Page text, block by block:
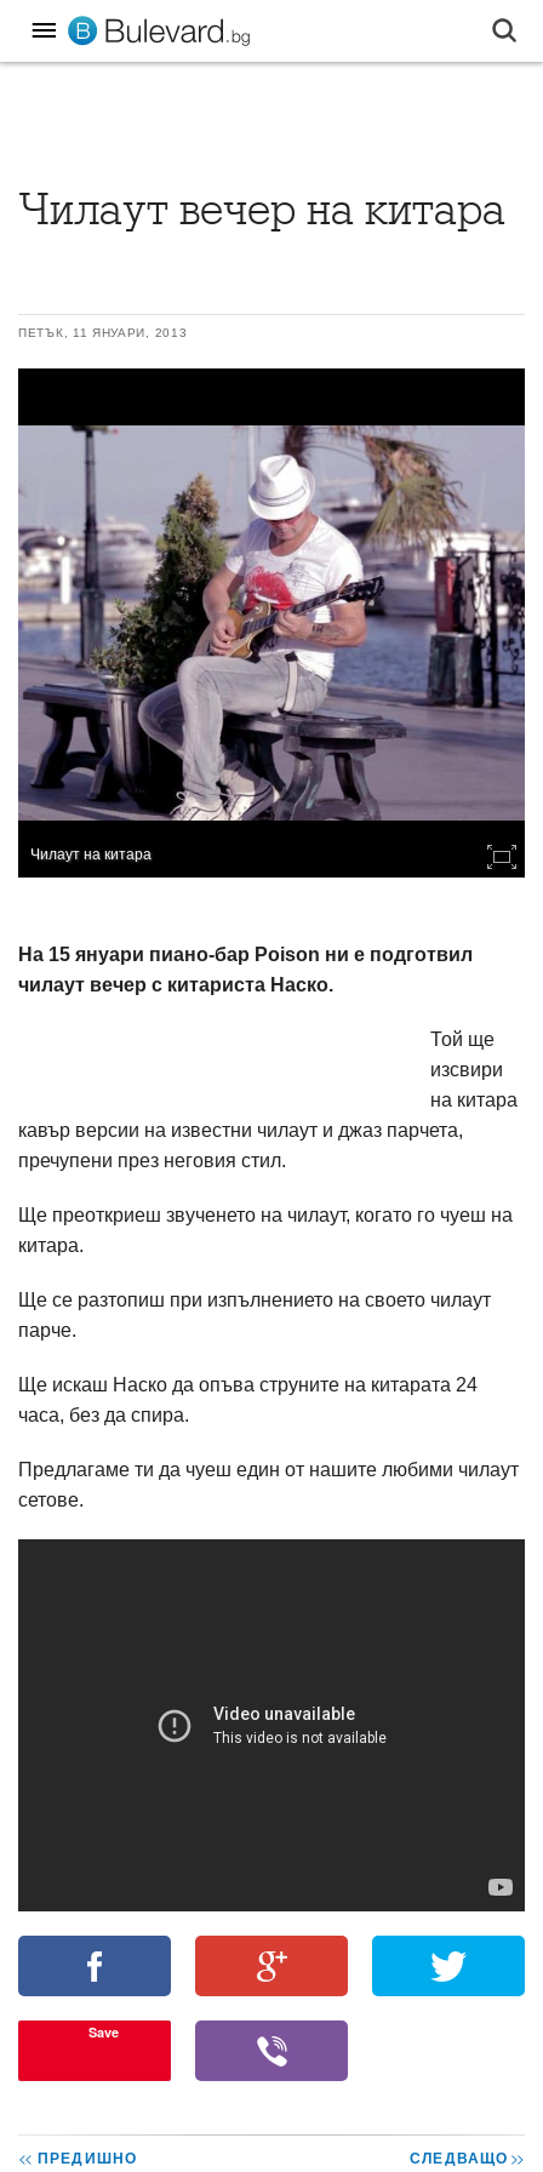
Чилаут вечер на китара
ПЕТЪК, 11 ЯНУАРИ, 2013
Чилаут на китара
На 15 януари пиано-бар Poison ни е подготвил
чилаут вечер с китариста Наско.
Той ще
изсвири
на китара
кавър версии на известни чилаут и джаз парчета,
пречупени през неговия стил.
Ще преоткриеш звученето на чилаут, когато го чуеш на
китара.
Ще се разтопиш при изпълнението на своето чилаут
парче.
Ще искаш Наско да опъва струните на китарата 24
часа, без да спира.
Предлагаме ти да чуеш един от нашите любими чилаут
сетове.
Save
<< ПРЕДИШНО СЛЕДВАЩО>>